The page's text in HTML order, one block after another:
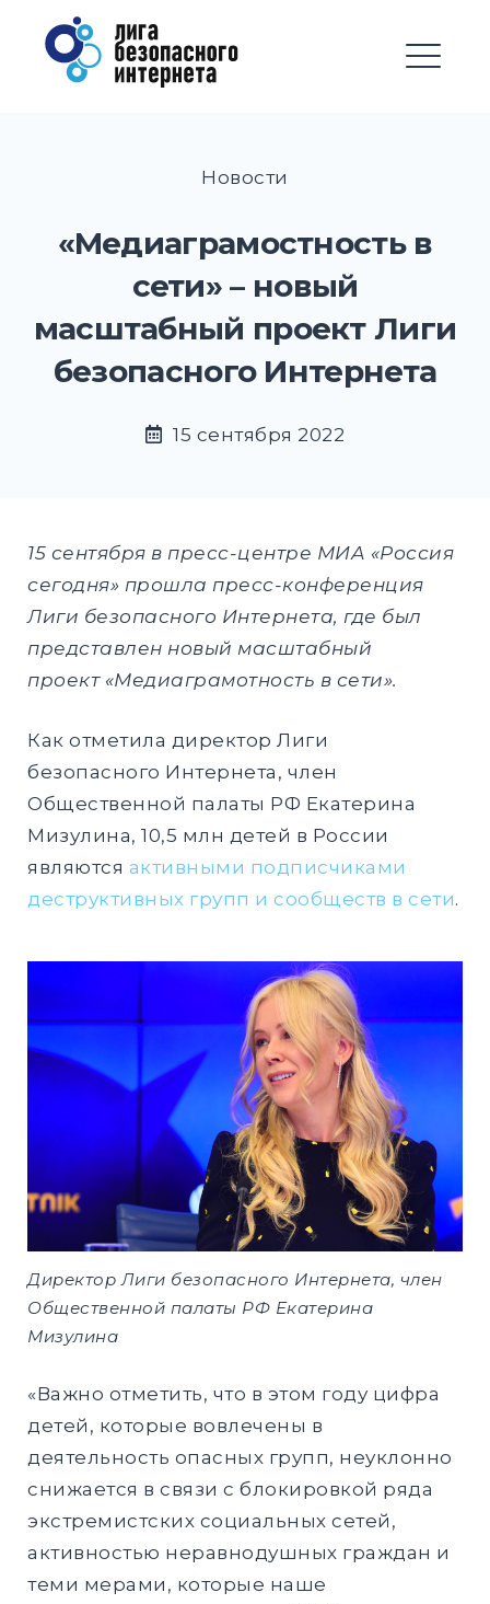
Перейти
содержимому
Лига безопасного
Интернета
EXPAND
EXPAND
EXPAND
Найти:
Новости
«Медиаграмостность в
сети» – новый
масштабный проект Лиги
безопасного Интернета
15 сентября 2022
15 сентября в пресс-центре МИА «Россия
сегодня» прошла пресс-конференция
Лиги безопасного Интернета, где был
представлен новый масштабный
проект «Медиаграмотность в сети».
Как отметила директор Лиги
безопасного Интернета, член
Общественной палаты РФ Екатерина
Мизулина, 10,5 млн детей в России
являются активными подписчиками
деструктивных групп и сообществ в сети.
Директор Лиги безопасного Интернета, член
Общественной палаты РФ Екатерина
Мизулина
«Важно отметить, что в этом году цифра
детей, которые вовлечены в
деятельность опасных групп, неуклонно
снижается в связи с блокировкой ряда
экстремистских социальных сетей,
активностью неравнодушных граждан и
теми мерами, которые наше